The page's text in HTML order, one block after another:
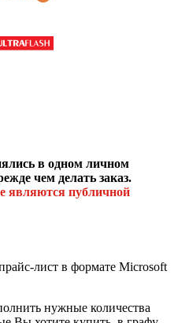
в одном личном
чем делать заказ.
являются публичной
лист в формате Microsoft
нужные количества